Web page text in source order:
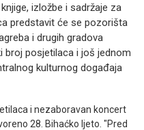
izložbe i sadržaje za
predstavit će se pozorišta
i drugih gradova
broj posjetilaca i još jednom
kulturnog događaja
i nezaboravan koncert
28. Bihaćko ljeto. "Pred